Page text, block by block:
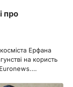
про
Ерфана
на користь